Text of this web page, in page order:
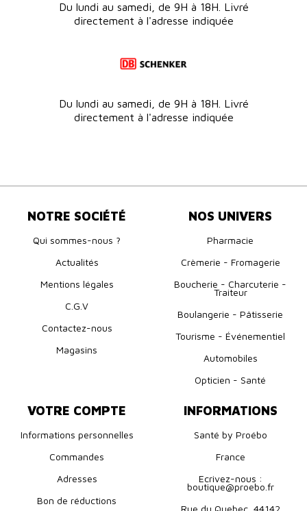
Du lundi au samedi, de 9H à 18H. Livré
directement à l'adresse indiquée
Du lundi au samedi, de 9H à 18H. Livré
directement à l'adresse indiquée
NOTRE SOCIÉTÉ
Qui sommes-nous ?
Actualités
Mentions légales
C.G.V
Contactez-nous
Magasins
NOS UNIVERS
Pharmacie
Crèmerie - Fromagerie
Boucherie - Charcuterie -
Traiteur
Boulangerie - Pâtisserie
Tourisme - Événementiel
Automobiles
Opticien - Santé
VOTRE COMPTE
Informations personnelles
Commandes
Adresses
Bon de réductions
INFORMATIONS
Santé by Proébo
France
Ecrivez-nous :
boutique@proebo.fr